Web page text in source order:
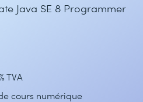
Java SE 8 Programmer
TVA
cours numérique